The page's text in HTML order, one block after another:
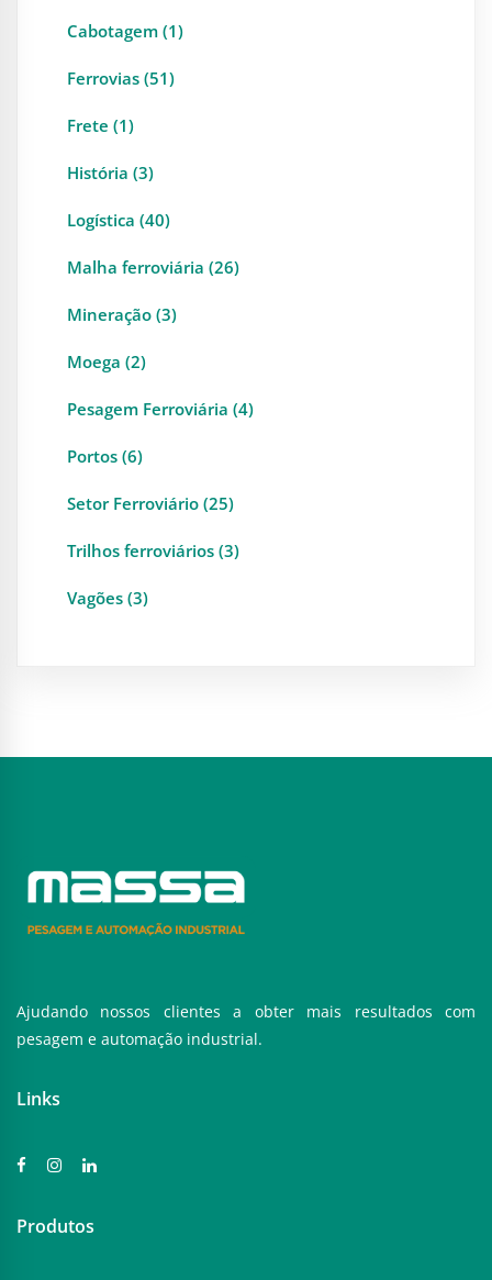
Cabotagem (1)
Ferrovias (51)
Frete (1)
História (3)
Logística (40)
Malha ferroviária (26)
Mineração (3)
Moega (2)
Pesagem Ferroviária (4)
Portos (6)
Setor Ferroviário (25)
Trilhos ferroviários (3)
Vagões (3)
Ajudando nossos clientes a obter mais resultados com
pesagem e automação industrial.
Links
Produtos